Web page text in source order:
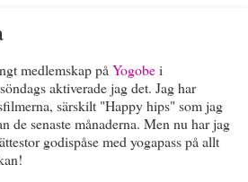
medlemskap på Yogobei
aktiverade jag det. Jag har
särskilt "Happy hips" som jag
de senaste månaderna. Men nu har jag
godispåse med yogapass på allt